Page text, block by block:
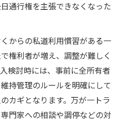
通行権を主張できなくなった
からの私道利用慣習がある一
権利者が増え、調整が難しく
検討時には、事前に全所有者
持管理のルールを明確にして
カギとなります。万が一トラ
門家への相談や調停などの対